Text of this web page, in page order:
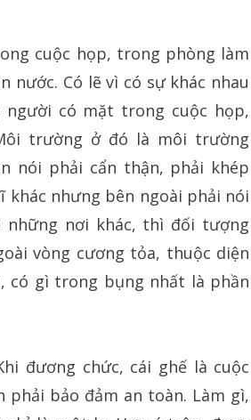
cuộc họp, trong phòng làm
nước. Có lẽ vì có sự khác nhau
có mặt trong cuộc họp,
trường ở đó là môi trường
nói phải cẩn thận, phải khép
khác nhưng bên ngoài phải nói
những nơi khác, thì đối tượng
vòng cương tỏa, thuộc diện
có gì trong bụng nhất là phần
đương chức, cái ghế là cuộc
phải bảo đảm an toàn. Làm gì,